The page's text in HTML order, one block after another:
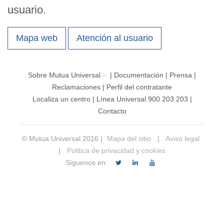
usuario.
Mapa web Atención al usuario
Sobre Mutua Universal | Documentación | Prensa |
Reclamaciones | Perfil del contratante
Localiza un centro| Línea Universal 900 203 203 |
Contacto
© Mutua Universal 2016 | Mapa del sitio |
Aviso legal
|
Politica de privacidad y cookies
Síguenos en: